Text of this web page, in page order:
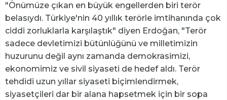
"Önümüze çıkan en büyük engellerden biri terör
belasıydı. Türkiye'nin 40 yıllık terörle imtihanında çok
ciddi zorluklarla karşılaştık" diyen Erdoğan, "Terör
sadece devletimizi bütünlüğünü ve milletimizin
huzurunu değil aynı zamanda demokrasimizi,
ekonomimiz ve sivil siyaseti de hedef aldı. Terör
tehdidi uzun yıllar siyaseti biçimlendirmek,
siyasetçileri dar bir alana hapsetmek için bir sopa